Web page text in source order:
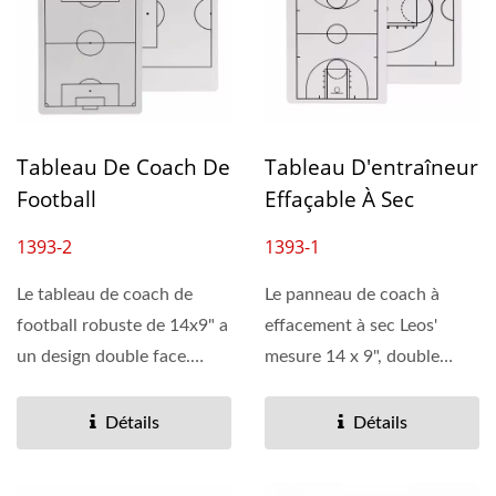
Tableau De Coach De
Football
1393-2
Le tableau de coach de
football robuste de 14x9" a
un design double face.
Détails
Tableau D'entraîneur
Effaçable À Sec
1393-1
Le panneau de coach à
effacement à sec Leos'
mesure 14 x 9", double
Détails